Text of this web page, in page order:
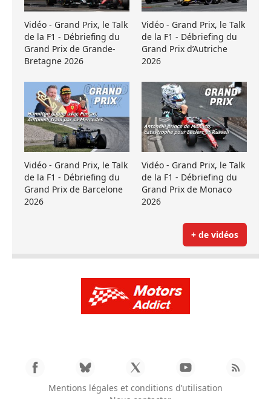
Vidéo - Grand Prix, le Talk
de la F1 - Débriefing du
Grand Prix de Grande-
Bretagne 2026
Vidéo - Grand Prix, le Talk
de la F1 - Débriefing du
Grand Prix d’Autriche
2026
Vidéo - Grand Prix, le Talk
de la F1 - Débriefing du
Grand Prix de Barcelone
2026
Vidéo - Grand Prix, le Talk
de la F1 - Débriefing du
Grand Prix de Monaco
2026
+ de vidéos
Mentions légales et conditions d’utilisation